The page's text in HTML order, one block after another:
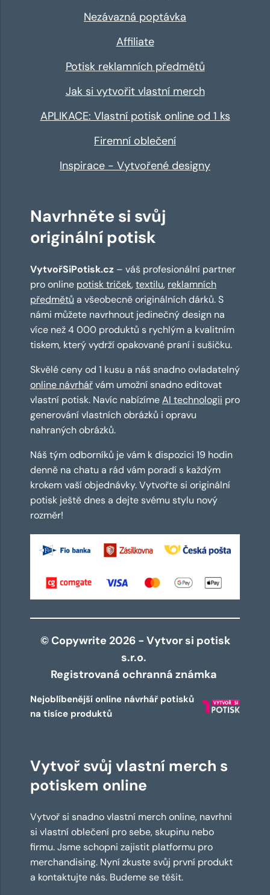
Nezávazná poptávka
Affiliate
Potisk reklamních předmětů
Jak si vytvořit vlastní merch
APLIKACE: Vlastní potisk online od 1 ks
Firemní oblečení
Inspirace - Vytvořené designy
Navrhněte si svůj
originální potisk
VytvořSiPotisk.cz – váš profesionální partner
pro online potisk triček,textilu, reklamních
předmětů a všeobecně originálních dárků. S
námi můžete navrhnout jedinečný design na
více než 4 000 produktů s rychlým a kvalitním
tiskem, který vydrží opakované praní i sušičku.
Skvělé ceny od 1 kusu a náš snadno ovladatelný
online návrhářvám umožní snadno editovat
vlastní potisk. Navíc nabízímeAI technologii pro
generování vlastních obrázků i opravu
nahraných obrázků.
Náš tým odborníků je vám k dispozici 19 hodin
denně na chatu a rád vám poradí s každým
krokem vaší objednávky. Vytvořte si originální
potisk ještě dnes a dejte svému stylu nový
rozměr!
© Copywrite 2026 - Vytvor si potisk
s.r.o.
Registrovaná ochranná známka
Nejoblíbenější online návrhář potisků
na tisíce produktů
Vytvoř svůj vlastní merch s
potiskem online
Vytvoř si snadno vlastní merch online, navrhni
si vlastní oblečení pro sebe, skupinu nebo
firmu. Jsme schopni zajistit platformu pro
merchandising. Nyní zkuste svůj první produkt
a kontaktujte nás. Budeme se těšit.